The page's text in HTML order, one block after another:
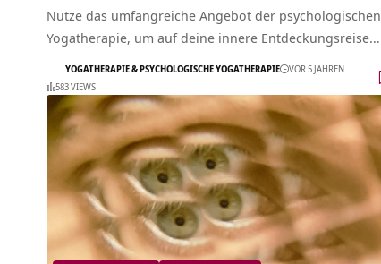
Nutze das umfangreiche Angebot der psychologischen
Yogatherapie, um auf deine innere Entdeckungsreise…
YOGATHERAPIE & PSYCHOLOGISCHE YOGATHERAPIE
VOR 5 JAHREN
583 VIEWS